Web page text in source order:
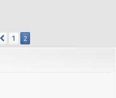
Previous
1 2